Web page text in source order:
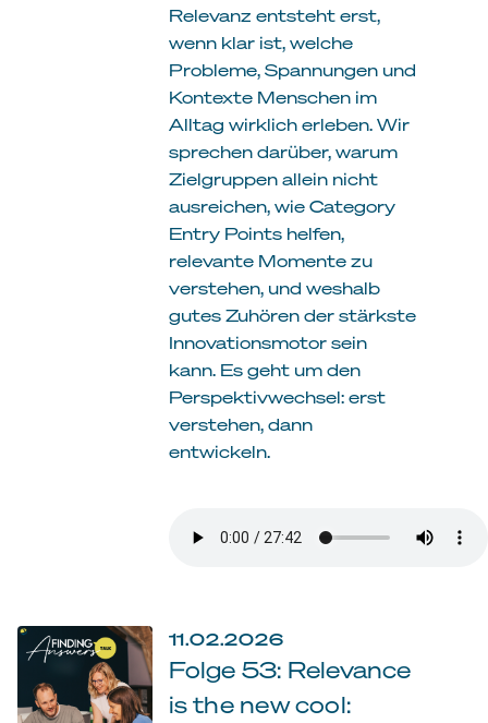
Relevanz entsteht erst,
wenn klar ist, welche
Probleme, Spannungen und
Kontexte Menschen im
Alltag wirklich erleben. Wir
sprechen darüber, warum
Zielgruppen allein nicht
ausreichen, wie Category
Entry Points helfen,
relevante Momente zu
verstehen, und weshalb
gutes Zuhören der stärkste
Innovationsmotor sein
kann. Es geht um den
Perspektivwechsel: erst
verstehen, dann
entwickeln.
11.02.2026
Folge 53: Relevance
is the new cool: